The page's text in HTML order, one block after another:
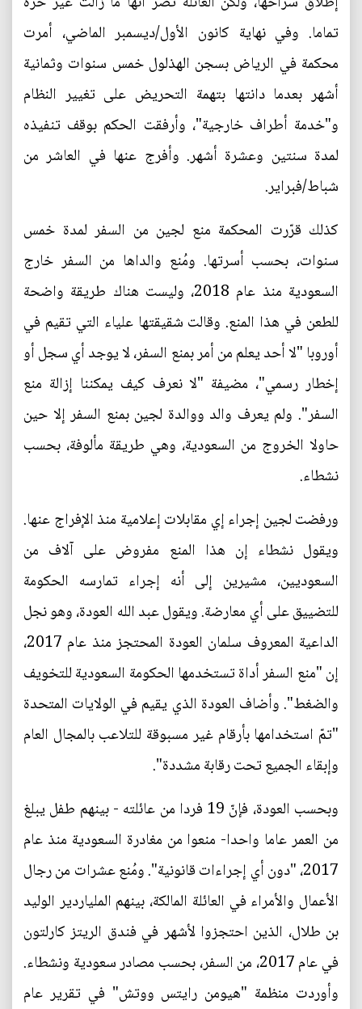
تماما. وفي نهاية كانون الأول/ديسمبر الماضي، أمرت
محكمة في الرياض بسجن الهذلول خمس سنوات وثمانية
أشهر بعدما دانتها بتهمة التحريض على تغيير النظام
و"خدمة أطراف خارجية"، وأرفقت الحكم بوقف تنفيذه
لمدة سنتين وعشرة أشهر. وأفرج عنها في العاشر من
شباط/فبراير.
كذلك قرّرت المحكمة منع لجين من السفر لمدة خمس
سنوات، بحسب أسرتها. ومُنع والداها من السفر خارج
السعودية منذ عام 2018، وليست هناك طريقة واضحة
للطعن في هذا المنع. وقالت شقيقتها علياء التي تقيم في
أوروبا "لا أحد يعلم من أمر بمنع السفر، لا يوجد أي سجل أو
إخطار رسمي"، مضيفة "لا نعرف كيف يمكننا إزالة منع
السفر". ولم يعرف والد ووالدة لجين بمنع السفر إلا حين
حاولا الخروج من السعودية، وهي طريقة مألوفة، بحسب
نشطاء.
ورفضت لجين إجراء إي مقابلات إعلامية منذ الإفراج عنها.
ويقول نشطاء إن هذا المنع مفروض على آلاف من
السعوديين، مشيرين إلى أنه إجراء تمارسه الحكومة
للتضييق على أي معارضة. ويقول عبد الله العودة، وهو نجل
الداعية المعروف سلمان العودة المحتجز منذ عام 2017،
إن "منع السفر أداة تستخدمها الحكومة السعودية للتخويف
والضغط". وأضاف العودة الذي يقيم في الولايات المتحدة
"تمّ استخدامها بأرقام غير مسبوقة للتلاعب بالمجال العام
وإبقاء الجميع تحت رقابة مشددة".
وبحسب العودة، فإنّ 19 فردا من عائلته - بينهم طفل يبلغ
من العمر عاما واحدا- منعوا من مغادرة السعودية منذ عام
2017، "دون أي إجراءات قانونية". ومُنع عشرات من رجال
الأعمال والأمراء في العائلة المالكة، بينهم الملياردير الوليد
بن طلال، الذين احتجزوا لأشهر في فندق الريتز كارلتون
في عام 2017، من السفر، بحسب مصادر سعودية ونشطاء.
وأوردت منظمة "هيومن رايتس ووتش" في تقرير عام